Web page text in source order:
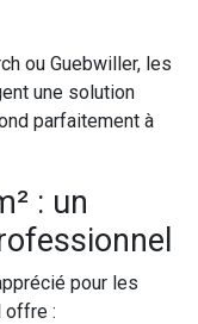
ou Guebwiller, les
une solution
parfaitement à
: un
pour les
offre :